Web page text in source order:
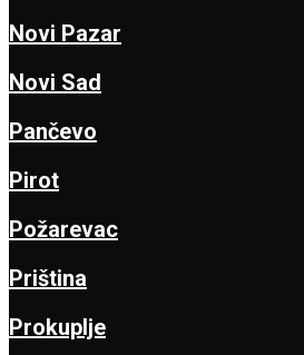
Novi Pazar
Novi Sad
Pančevo
Pirot
Požarevac
Priština
Prokuplje